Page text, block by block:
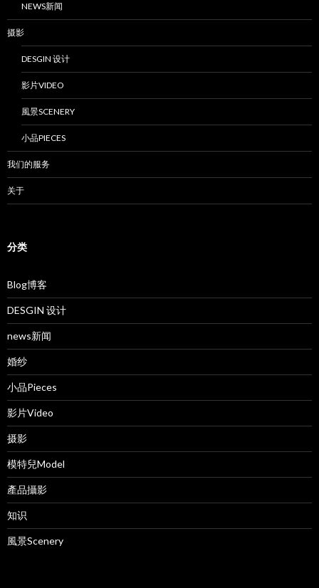
NEWS新闻
摄影
DESGIN 设计
影片VIDEO
風景SCENERY
小品PIECES
我们的服务
关于
分类
Blog博客
DESGIN 设计
news新闻
婚纱
小品Pieces
影片Video
摄影
模特兒Model
產品攝影
知识
風景Scenery